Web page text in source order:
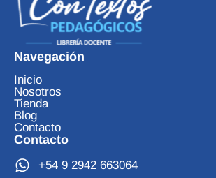
Navegación
Inicio
Nosotros
Tienda
Blog
Contacto
Contacto
+54 9 2942 663064